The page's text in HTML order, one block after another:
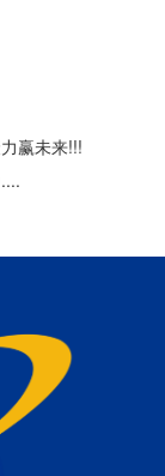
赢未来!!!